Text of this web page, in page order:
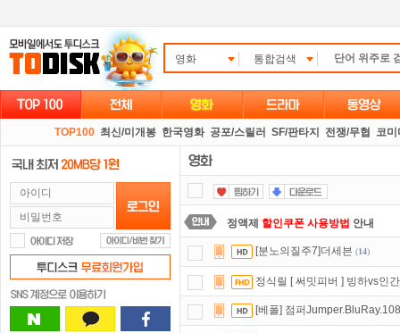
영화 통합검색
TOP100 최신/미개봉 한국영화 공포/스릴러 SF/판타지 전쟁/무협 코미
정액제 할인쿠폰 사용방법 안내
숨어있는 카드 마일리지 조회하고
스마트TV로 투디스크영화,드라마,
요즘 뭐가 재밌지?
[분노의질주7]더세븐 (14)
정식릴 [ 써밋피버 ] 빙하vs인
[베폴] 점퍼